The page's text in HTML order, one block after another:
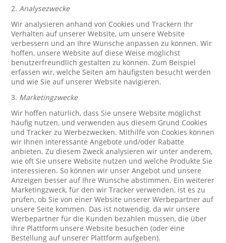
2.Analysezwecke
Wir analysieren anhand von Cookies und Trackern Ihr
Verhalten auf unserer Website, um unsere Website
verbessern und an Ihre Wünsche anpassen zu können. Wir
hoffen, unsere Website auf diese Weise möglichst
benutzerfreundlich gestalten zu können. Zum Beispiel
erfassen wir, welche Seiten am häufigsten besucht werden
und wie Sie auf unserer Website navigieren.
3. Marketingzwecke
Wir hoffen natürlich, dass Sie unsere Website möglichst
häufig nutzen, und verwenden aus diesem Grund Cookies
und Tracker zu Werbezwecken. Mithilfe von Cookies können
wir Ihnen interessante Angebote und/oder Rabatte
anbieten. Zu diesem Zweck analysieren wir unter anderem,
wie oft Sie unsere Website nutzen und welche Produkte Sie
interessieren. So können wir unser Angebot und unsere
Anzeigen besser auf Ihre Wünsche abstimmen. Ein weiterer
Marketingzweck, für den wir Tracker verwenden, ist es zu
prüfen, ob Sie von einer Website unserer Werbepartner auf
unsere Seite kommen. Das ist notwendig, da wir unsere
Werbepartner für die Kunden bezahlen müssen, die über
ihre Plattform unsere Website besuchen (oder eine
Bestellung auf unserer Plattform aufgeben).